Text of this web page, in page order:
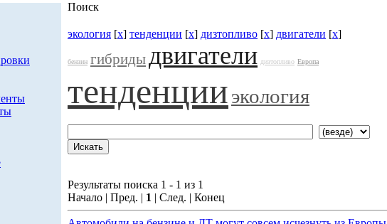
Поиск
экология [x] тенденции [x] дизтопливо [x] двигатели [x]
бензин гибридыдвигатели дизтопливо Европа
тенденцииэкология
Результаты поиска 1 - 1 из 1
Начало | Пред. | 1 | След. | Конец